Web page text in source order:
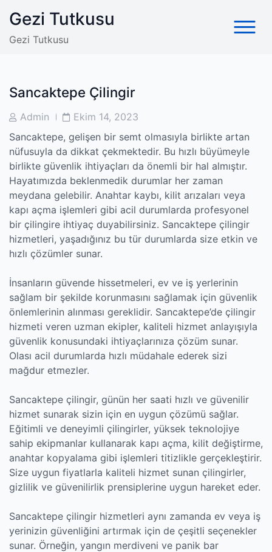
content
Gezi Tutkusu
Gezi Tutkusu
Sancaktepe Çilingir
PostAdmin
PostEkim 14, 2023
Sancaktepe, gelişen bir semt olmasıyla birlikte artan
nüfusuyla da dikkat çekmektedir. Bu hızlı büyümeyle
birlikte güvenlik ihtiyaçları da önemli bir hal almıştır.
Hayatımızda beklenmedik durumlar her zaman
meydana gelebilir. Anahtar kaybı, kilit arızaları veya
kapı açma işlemleri gibi acil durumlarda profesyonel
bir çilingire ihtiyaç duyabilirsiniz. Sancaktepe çilingir
hizmetleri, yaşadığınız bu tür durumlarda size etkin ve
hızlı çözümler sunar.
İnsanların güvende hissetmeleri, ev ve iş yerlerinin
sağlam bir şekilde korunmasını sağlamak için güvenlik
önlemlerinin alınması gereklidir. Sancaktepe’de çilingir
hizmeti veren uzman ekipler, kaliteli hizmet anlayışıyla
güvenlik konusundaki ihtiyaçlarınıza çözüm sunar.
Olası acil durumlarda hızlı müdahale ederek sizi
mağdur etmezler.
Sancaktepe çilingir, günün her saati hızlı ve güvenilir
hizmet sunarak sizin için en uygun çözümü sağlar.
Eğitimli ve deneyimli çilingirler, yüksek teknolojiye
sahip ekipmanlar kullanarak kapı açma, kilit değiştirme,
anahtar kopyalama gibi işlemleri titizlikle gerçekleştirir.
Size uygun fiyatlarla kaliteli hizmet sunan çilingirler,
gizlilik ve güvenilirlik prensiplerine uygun hareket eder.
Sancaktepe çilingir hizmetleri aynı zamanda ev veya iş
yerinizin güvenliğini artırmak için de çeşitli seçenekler
sunar. Örneğin, yangın merdiveni ve panik bar